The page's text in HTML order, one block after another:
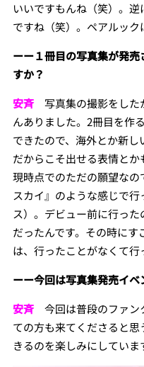
いいですもんね（笑）。
ですね（笑）。ペアルック
ーー１冊目の写真集が発
すか？
安斉写真集の撮影をした
んありました。2冊目を作
できたので、海外とか新
だからこそ出せる表情とか
現時点でのただの願望な
スカイ』のような感じで
ス）。デビュー前に行った
だったんです。その時にす
は、行ったことがなくて行
ーー今回は写真集発売イベ
安斉今回は普段のファン
ての方も来てくださると
きるのを楽しみにしていま